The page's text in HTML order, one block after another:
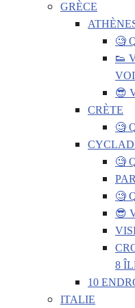
GRÈCE
🧐
👟
😎
CRÈTE
🧐
🧐
🧐
😎
8
10
ITALIE